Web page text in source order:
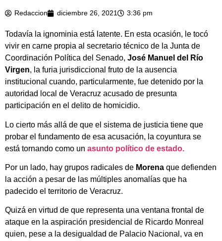
Redaccion diciembre 26, 2021 3:36 pm
Todavía la ignominia está latente. En esta ocasión, le tocó
vivir en carne propia al secretario técnico de la Junta de
Coordinación Política del Senado, José Manuel del Río
Virgen, la furia jurisdiccional fruto de la ausencia
institucional cuando, particularmente, fue detenido por la
autoridad local de Veracruz acusado de presunta
participación en el delito de homicidio.
Lo cierto más allá de que el sistema de justicia tiene que
probar el fundamento de esa acusación, la coyuntura se
está tornando como un asunto político de estado.
Por un lado, hay grupos radicales de Morena que defienden
la acción a pesar de las múltiples anomalías que ha
padecido el territorio de Veracruz.
Quizá en virtud de que representa una ventana frontal de
ataque en la aspiración presidencial de Ricardo Monreal
quien, pese a la desigualdad de Palacio Nacional, va en